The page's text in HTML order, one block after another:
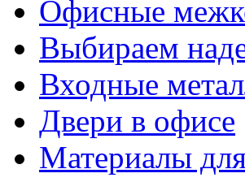
Офисные
Выбираем
Входные
Двери в офисе
Материалы